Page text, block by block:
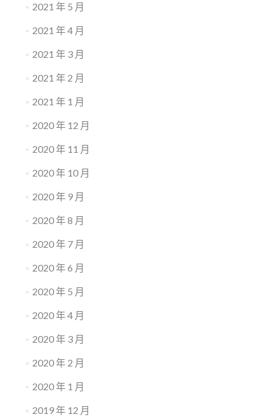
2021 年 5 月
2021 年 4 月
2021 年 3 月
2021 年 2 月
2021 年 1 月
2020 年 12 月
2020 年 11 月
2020 年 10 月
2020 年 9 月
2020 年 8 月
2020 年 7 月
2020 年 6 月
2020 年 5 月
2020 年 4 月
2020 年 3 月
2020 年 2 月
2020 年 1 月
2019 年 12 月